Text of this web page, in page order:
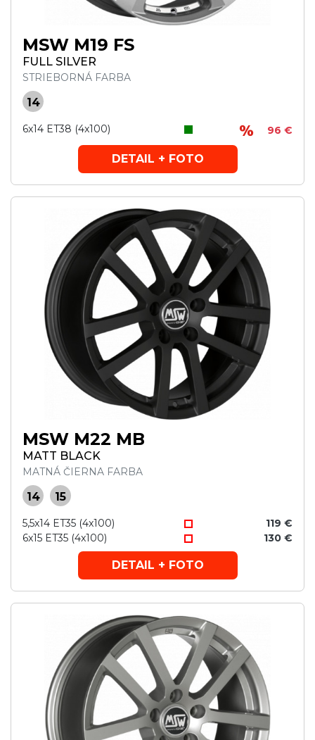
MSW M19 FS
FULL SILVER
STRIEBORNÁ FARBA
14
6x14 ET38 (4x100) 96 €
DETAIL + FOTO
MSW M22 MB
MATT BLACK
MATNÁ ČIERNA FARBA
14 15
5,5x14 ET35 (4x100)
119 €
6x15 ET35 (4x100)
130 €
DETAIL + FOTO